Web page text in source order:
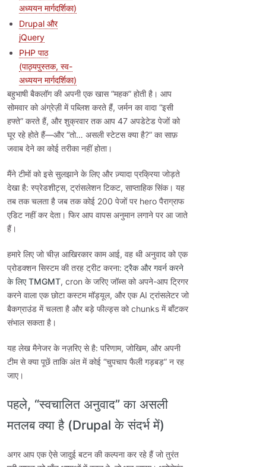
अध्ययन मार्गदर्शिका)
Drupal और
jQuery
PHP पाठ
(पाठ्यपुस्तक, स्व-
अध्ययन मार्गदर्शिका)
बहुभाषी बैकलॉग की अपनी एक खास “महक” होती है। आप
सोमवार को अंग्रेज़ी में पब्लिश करते हैं, जर्मन का वादा “इसी
हफ्ते” करते हैं, और शुक्रवार तक आप 47 अपडेटेड पेजों को
घूर रहे होते हैं—और “तो… असली स्टेटस क्या है?” का साफ़
जवाब देने का कोई तरीका नहीं होता।
मैंने टीमों को इसे सुलझाने के लिए और ज़्यादा प्रक्रिया जोड़ते
देखा है: स्प्रेडशीट्स, ट्रांसलेशन टिकट, साप्ताहिक सिंक। यह
तब तक चलता है जब तक कोई 200 पेजों पर hero पैराग्राफ
एडिट नहीं कर देता। फिर आप वापस अनुमान लगाने पर आ जाते
हैं।
हमारे लिए जो चीज़ आखिरकार काम आई, वह थी अनुवाद को एक
प्रोडक्शन सिस्टम की तरह ट्रीट करना: ट्रैक और गवर्न करने
के लिए TMGMT, cron के जरिए जॉब्स को अपने-आप ट्रिगर
करने वाला एक छोटा कस्टम मॉड्यूल, और एक AI ट्रांसलेटर जो
बैकग्राउंड में चलता है और बड़े फील्ड्स को chunks में बाँटकर
संभाल सकता है।
यह लेख मैनेजर के नज़रिए से है: परिणाम, जोखिम, और अपनी
टीम से क्या पूछें ताकि अंत में कोई “चुपचाप फैली गड़बड़” न रह
जाए।
पहले, “स्वचालित अनुवाद” का असली
मतलब क्या है (Drupal के संदर्भ में)
अगर आप एक ऐसे जादुई बटन की कल्पना कर रहे हैं जो तुरंत